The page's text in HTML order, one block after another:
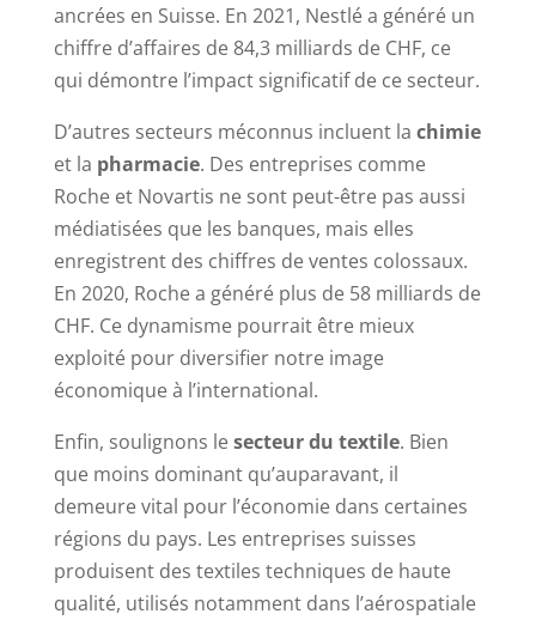
ancrées en Suisse. En 2021, Nestlé a généré un
chiffre d’affaires de 84,3 milliards de CHF, ce
qui démontre l’impact significatif de ce secteur.
D’autres secteurs méconnus incluent la chimie
et la pharmacie. Des entreprises comme
Roche et Novartis ne sont peut-être pas aussi
médiatisées que les banques, mais elles
enregistrent des chiffres de ventes colossaux.
En 2020, Roche a généré plus de 58 milliards de
CHF. Ce dynamisme pourrait être mieux
exploité pour diversifier notre image
économique à l’international.
Enfin, soulignons lesecteur du textile. Bien
que moins dominant qu’auparavant, il
demeure vital pour l’économie dans certaines
régions du pays. Les entreprises suisses
produisent des textiles techniques de haute
qualité, utilisés notamment dans l’aérospatiale